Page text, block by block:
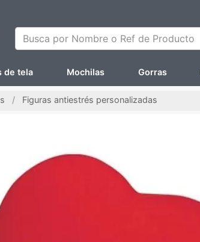
Busca por Nombre o Ref de Producto
de tela Mochilas Gorras
Figuras antiestrés personalizadas